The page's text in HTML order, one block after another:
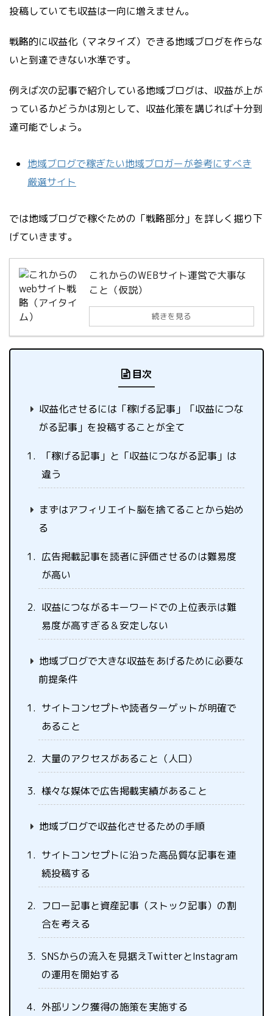
投稿していても収益は一向に増えません。
戦略的に収益化（マネタイズ）できる地域ブログを作らな
いと到達できない水準です。
例えば次の記事で紹介している地域ブログは、収益が上が
っているかどうかは別として、収益化策を講じれば十分到
達可能でしょう。
地域ブログで稼ぎたい地域ブロガーが参考にすべき
厳選サイト
では地域ブログで稼ぐための「戦略部分」を詳しく掘り下
げていきます。
これからのWEBサイト運営で大事な
こと（仮説）
続きを見る
目次
収益化させるには「稼げる記事」「収益につな
がる記事」を投稿することが全て
「稼げる記事」と「収益につながる記事」は
違う
まずはアフィリエイト脳を捨てることから始め
る
広告掲載記事を読者に評価させるのは難易度
が高い
収益につながるキーワードでの上位表示は難
易度が高すぎる＆安定しない
地域ブログで大きな収益をあげるために必要な
前提条件
サイトコンセプトや読者ターゲットが明確で
あること
大量のアクセスがあること（人口）
様々な媒体で広告掲載実績があること
地域ブログで収益化させるための手順
サイトコンセプトに沿った高品質な記事を連
続投稿する
フロー記事と資産記事（ストック記事）の割
合を考える
SNSからの流入を見据えTwitterとInstagram
の運用を開始する
外部リンク獲得の施策を実施する